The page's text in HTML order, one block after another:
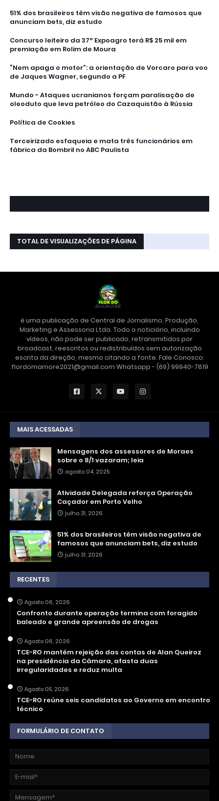
51% dos brasileiros têm visão negativa de famosos que
anunciam bets, diz estudo
Concurso leiteiro da 37ª Expoagro terá R$ 25 mil em
premiação em Rolim de Moura
“Nem apaga o motor”: a orientação de Vorcaro para voo
de Jaques Wagner, segundo a PF
Mundo - Ataques ucranianos forçam paralisação de
oleoduto que leva petróleo do Cazaquistão à Rússia
Política de Cookies
Terceirizado esfaqueia e mata três funcionários em
fábrica da Bombril no ABC Paulista
TOTAL DE VISUALIZAÇÕES DE PÁGINA
é uma publicação de Central de Jornalismo, Produção,
Marketing e Assessoria Ltda. Todo o noticiário, incluindo
vídeos, não pode ser publicado, retransmitidos por
broadcast, reescritos ou redistribuídos sem autorização
escrita da direção, mesmo citando a fonte. Fale Conosco:
flordomamore2021@gmail.com Whatsapp - (69) 99940-7819
MAIS ACESSADAS
Mensagens dos assessores de Moraes
sobre o 8/1 vazaram; leia
agosto 04, 2025
Atividade Delegada reforça Operação
Caçador em Porto Velho
julho 31, 2026
51% dos brasileiros têm visão negativa de
famosos que anunciam bets, diz estudo
julho 31, 2026
RECENTES
Agosto 06, 2026
Confronto durante operação termina com foragido
baleado e grande apreensão de drogas
Agosto 06, 2026
TCE-RO mantém rejeição das contas de Alan Queiroz
na presidência da Câmara, afasta duas
irregularidades e reduz multa
Agosto 05, 2026
TCE-RO reúne seis candidatos ao Governo em encontro
técnico
FORMULÁRIO DE CONTATO